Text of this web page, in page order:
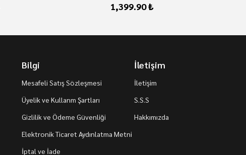
1,399.90 ₺
Bilgi
Mesafeli Satış Sözleşmesi
Üyelik ve Kullanm Şartları
Gizlilik ve Ödeme Güvenliği
Elektronik Ticaret Aydınlatma Metni
İptal ve İade
İletişim
İletişim
S.S.S
Hakkımızda